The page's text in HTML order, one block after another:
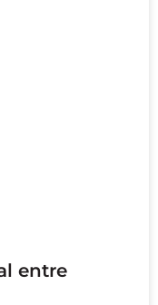
entre